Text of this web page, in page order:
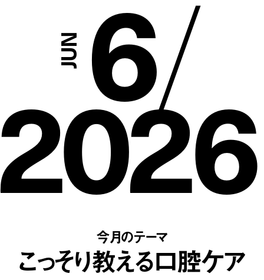
6/
今月のテーマ
こっそり教える口腔ケア